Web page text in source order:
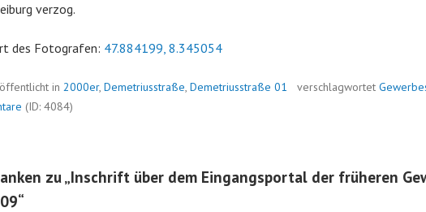
verzog.
des Fotografen: 47.884199, 8.345054
in 2000er, Demetriusstraße, Demetriusstraße 01 verschlagwortet
(ID: 4084)
zu „Inschrift über dem Eingangsportal der früheren
“